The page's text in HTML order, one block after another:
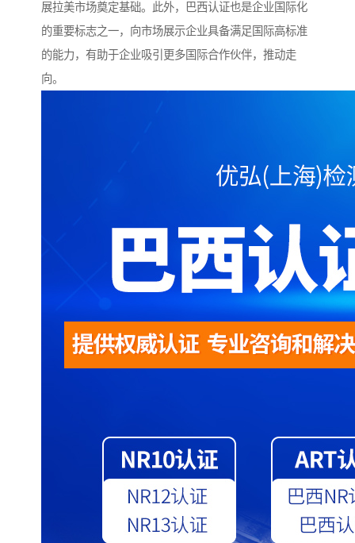
展拉美市场奠定基础。此外，巴西认证也是企业国际化
的重要标志之一，向市场展示企业具备满足国际高标准
的能力，有助于企业吸引更多国际合作伙伴，推动走
向。